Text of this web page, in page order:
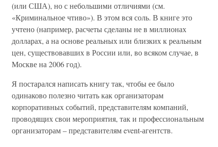
(или США), но с небольшими отличиями (см.
«Криминальное чтиво»). В этом вся соль. В книге это
учтено (например, расчеты сделаны не в миллионах
долларах, а на основе реальных или близких к реальным
цен, существовавших в России или, во всяком случае, в
Москве на 2006 год).
Я постарался написать книгу так, чтобы ее было
одинаково полезно читать как организаторам
корпоративных событий, представителям компаний,
проводящих свои мероприятия, так и профессиональным
организаторам – представителям event-агентств.